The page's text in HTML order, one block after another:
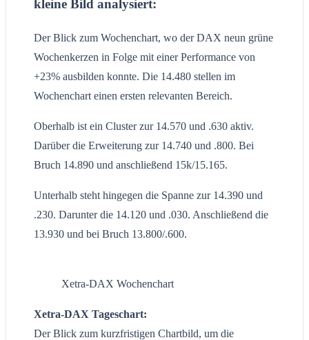
kleine Bild analysiert:
Der Blick zum Wochenchart, wo der DAX neun grüne
Wochenkerzen in Folge mit einer Performance von
+23% ausbilden konnte. Die 14.480 stellen im
Wochenchart einen ersten relevanten Bereich.
Oberhalb ist ein Cluster zur 14.570 und .630 aktiv.
Darüber die Erweiterung zur 14.740 und .800. Bei
Bruch 14.890 und anschließend 15k/15.165.
Unterhalb steht hingegen die Spanne zur 14.390 und
.230. Darunter die 14.120 und .030. Anschließend die
13.930 und bei Bruch 13.800/.600.
Xetra-DAX Wochenchart
Xetra-DAX Tageschart:
Der Blick zum kurzfristigen Chartbild, um die